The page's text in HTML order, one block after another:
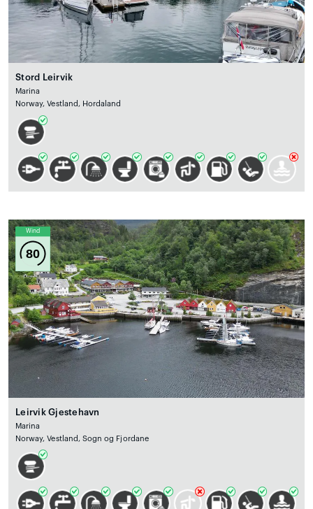
Stord Leirvik
Marina
Norway, Vestland, Hordaland
Wind
80
Leirvik Gjestehavn
Marina
Norway, Vestland, Sogn og Fjordane